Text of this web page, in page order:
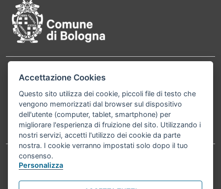
Contatti
Comune di Bologna, Piazza Maggiore, 6 - 40124
Bologna P.Iva 01232710374 Cod. IBAN: IT 88 R
02008 02435 000020067156
Telefono:051203040
Accessibilità Carta dei valori
Informativa sul trattamento dei dati personali Note legali
Accettazione Cookies
Questo sito utilizza dei cookie, piccoli file di testo che
vengono memorizzati dal browser sul dispositivo
dell'utente (computer, tablet, smartphone) per
migliorare l'esperienza di fruizione del sito. Utilizzando i
nostri servizi, accetti l'utilizzo dei cookie da parte
nostra. I cookie verranno impostati solo dopo il tuo
consenso.
Personalizza